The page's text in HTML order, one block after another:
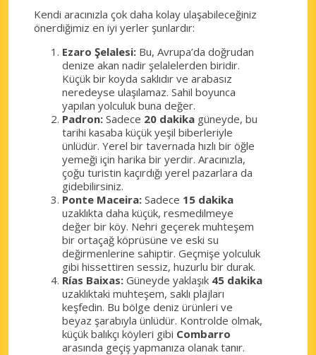
Kendi aracınızla çok daha kolay ulaşabileceğiniz
önerdiğimiz en iyi yerler şunlardır:
Ezaro Şelalesi: Bu, Avrupa’da doğrudan
denize akan nadir şelalelerden biridir.
Küçük bir koyda saklıdır ve arabasız
neredeyse ulaşılamaz. Sahil boyunca
yapılan yolculuk buna değer.
Padron: Sadece 20 dakika güneyde, bu
tarihi kasaba küçük yeşil biberleriyle
ünlüdür. Yerel bir tavernada hızlı bir öğle
yemeği için harika bir yerdir. Aracınızla,
çoğu turistin kaçırdığı yerel pazarlara da
gidebilirsiniz.
Ponte Maceira: Sadece 15 dakika
uzaklıkta daha küçük, resmedilmeye
değer bir köy. Nehri geçerek muhteşem
bir ortaçağ köprüsüne ve eski su
değirmenlerine sahiptir. Geçmişe yolculuk
gibi hissettiren sessiz, huzurlu bir durak.
Rías Baixas: Güneyde yaklaşık 45 dakika
uzaklıktaki muhteşem, saklı plajları
keşfedin. Bu bölge deniz ürünleri ve
beyaz şarabıyla ünlüdür. Kontrolde olmak,
küçük balıkçı köyleri gibi Combarro
arasında geçiş yapmanıza olanak tanır.